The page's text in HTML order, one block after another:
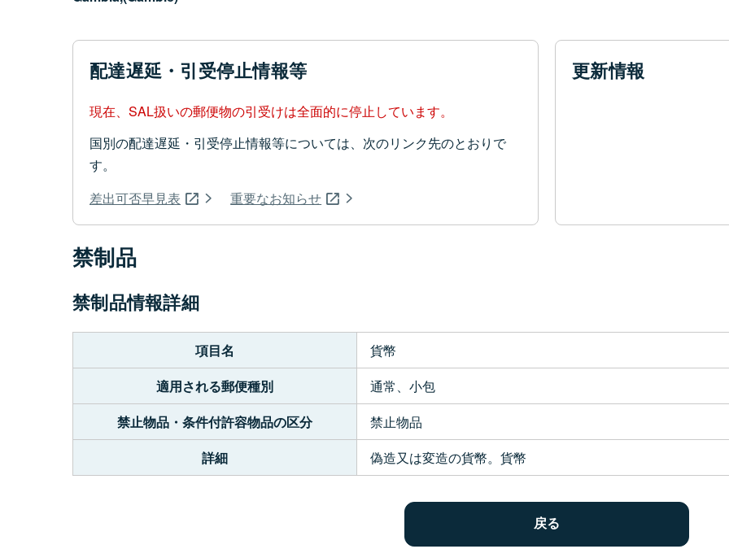
配達遅延・引受停止情報等
現在、SAL扱いの郵便物の引受けは全面的に停止しています。
国別の配達遅延・引受停止情報等については、次のリンク先のとおりで
す。
差出可否早見表
重要なお知らせ
更新情報
禁制品
禁制品情報詳細
項目名
貨幣
適用される郵便種別
通常、小包
禁止物品・条件付許容物品の区分
禁止物品
詳細
偽造又は変造の貨幣。貨幣